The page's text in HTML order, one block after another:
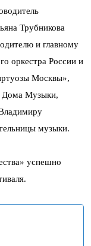
Трубникова
и главному
оркестра России и
Москвы»,
Дома Музыки,
музыки.
успешно